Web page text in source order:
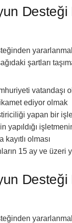
Desteği
şartları
vatandaşı
ediyor olmak
yapan bir
yapıldığı
kayıtlı olması
15 ay ve üzeri
Desteği